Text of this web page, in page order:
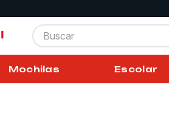
Buscar
Mochilas Escolar